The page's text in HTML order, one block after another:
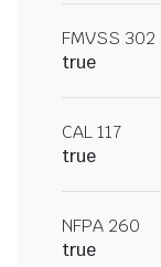
FMVSS 302
true
CAL 117
true
NFPA 260
true